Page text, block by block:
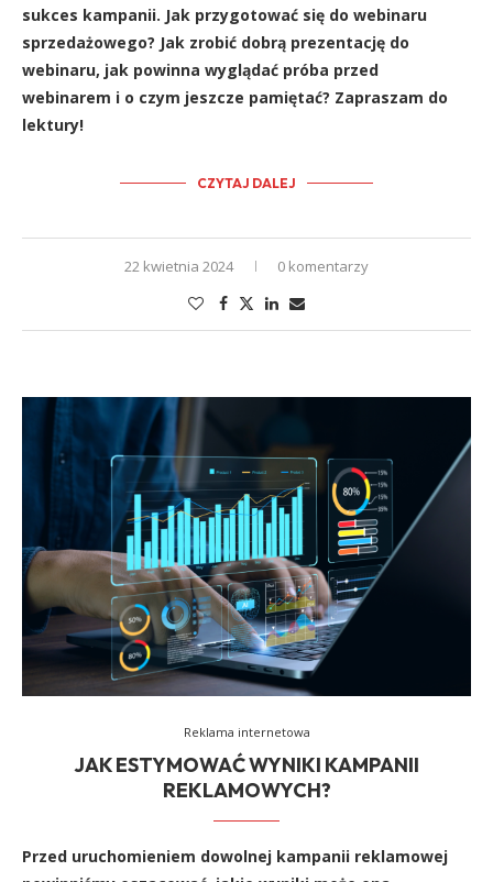
sukces kampanii. Jak przygotować się do webinaru
sprzedażowego? Jak zrobić dobrą prezentację do
webinaru, jak powinna wyglądać próba przed
webinarem i o czym jeszcze pamiętać? Zapraszam do
lektury!
CZYTAJ DALEJ
22 kwietnia 2024 0 komentarzy
Reklama internetowa
JAK ESTYMOWAĆ WYNIKI KAMPANII
REKLAMOWYCH?
Przed uruchomieniem dowolnej kampanii reklamowej